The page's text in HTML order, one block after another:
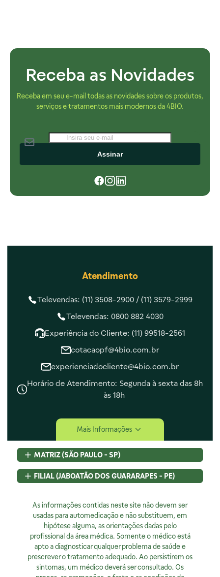
Receba as Novidades
Receba em seu e-mail todas as novidades sobre os produtos,
serviços e tratamentos mais modernos da 4BIO.
Assinar
Atendimento
Televendas: (11) 3508-2900 / (11) 3579-2999
Televendas: 0800 882 4030
Experiência do Cliente: (11) 99518-2561
cotacaopf@4bio.com.br
experienciadocliente@4bio.com.br
Horário de Atendimento: Segunda à sexta das 8h
às 18h
Central de Ajuda
Central de Atendimento
Envio e Entrega
Navegando e Comprando
Trocas e Devoluções
Fale Conosco
Encarregado de Privacidade
Rodrigo Costa
dpo@4bio.com.br
Institucional
Mais Informações
MATRIZ (SÃO PAULO - SP)
Rua Pedroso Alvarenga, 58 Cj. 02
Itaim Bibi, São Paulo, SP
CNPJ:07.015.691/0001-46
Licença Sanitária Nº:
355030801-477-000962-1-0
AFE:7.16539-7
FARMACÊUTICA RESPONSÁVEL:
Renata de Sousa Cerqueira
63200
FILIAL (JABOATÃO DOS GUARARAPES - PE)
54320-230 - Brasil
07.015.691/0008-12
Licença Sanitária Nº:00523.3/2025
0888921250
FARMACÊUTICA RESPONSÁVEL:
Diogo Amaro da Silva Santos
As informações contidas neste site não devem ser
usadas para automedicação e não substituem, em
hipótese alguma, as orientações dadas pelo
profissional da área médica. Somente o médico está
apto a diagnosticar qualquer problema de saúde e
prescrever o tratamento adequado. Ao persistirem os
sintomas, um médico deverá ser consultado. Os